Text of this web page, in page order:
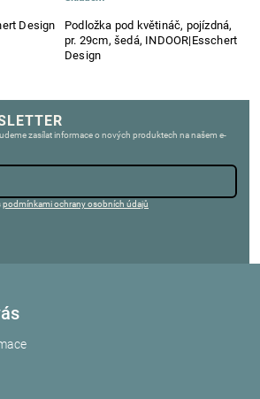
Design
Podložka pod květináč, pojízdná,
pr. 29cm, šedá, INDOOR|Esschert
Design
zasílat informace o nových produktech na našem e-
podmínkami ochrany osobních údajů